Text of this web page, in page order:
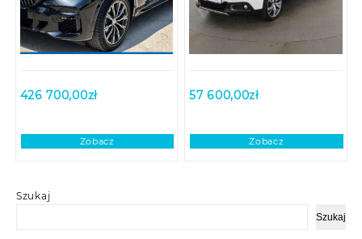
Szukaj
Szukaj
426 700,00zł
Zobacz
57 600,00zł
Zobacz